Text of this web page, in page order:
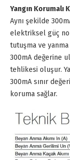
Yangın Korumalı
Aynı şekilde
elektriksel güç
tutuşma ve yanma
300mA değerine
tehlikesi oluşur.
300mA sınır
koruma sağlar.